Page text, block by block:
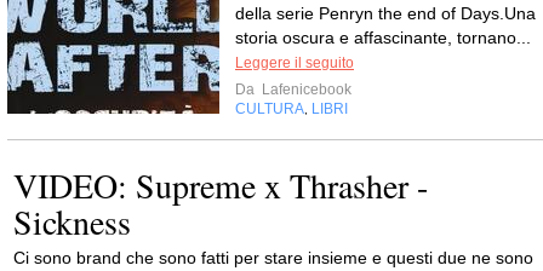
della serie Penryn the end of Days.Una
storia oscura e affascinante, tornano...
Leggere il seguito
Da Lafenicebook
CULTURA LIBRI
VIDEO: Supreme x Thrasher -
Sickness
Ci sono brand che sono fatti per stare insieme e questi due ne sono